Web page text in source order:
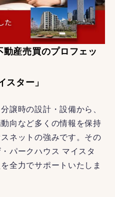
産売買のプロフェッ
スター」
譲時の設計・設備から、
向など多くの情報を保持
ネットの強みです。その
パークハウス マイスタ
全力でサポートいたしま